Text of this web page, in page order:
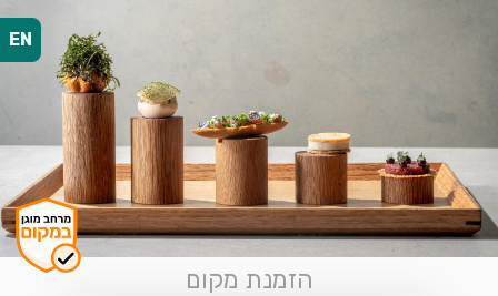
הזמנת מקום
EN